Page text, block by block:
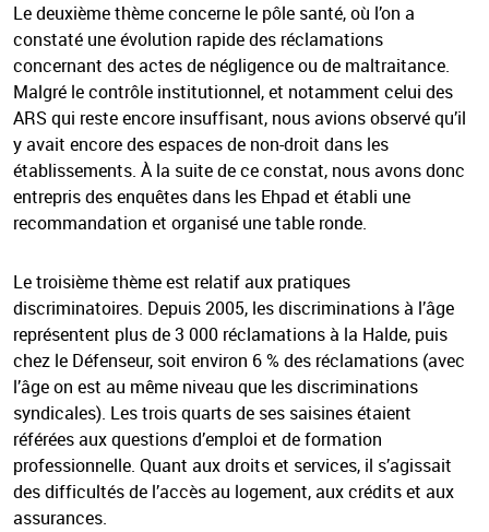
Le deuxième thème concerne le pôle santé, où l’on a
constaté une évolution rapide des réclamations
concernant des actes de négligence ou de maltraitance.
Malgré le contrôle institutionnel, et notamment celui des
ARS qui reste encore insuffisant, nous avions observé qu’il
y avait encore des espaces de non-droit dans les
établissements. À la suite de ce constat, nous avons donc
entrepris des enquêtes dans les Ehpad et établi une
recommandation et organisé une table ronde.
Le troisième thème est relatif aux pratiques
discriminatoires. Depuis 2005, les discriminations à l’âge
représentent plus de 3 000 réclamations à la Halde, puis
chez le Défenseur, soit environ 6 % des réclamations (avec
l’âge on est au même niveau que les discriminations
syndicales). Les trois quarts de ses saisines étaient
référées aux questions d’emploi et de formation
professionnelle. Quant aux droits et services, il s’agissait
des difficultés de l’accès au logement, aux crédits et aux
assurances.